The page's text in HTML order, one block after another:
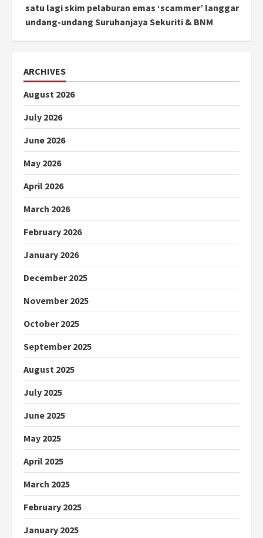
satu lagi skim pelaburan emas ‘scammer’ langgar
undang-undang Suruhanjaya Sekuriti & BNM
ARCHIVES
August 2026
July 2026
June 2026
May 2026
April 2026
March 2026
February 2026
January 2026
December 2025
November 2025
October 2025
September 2025
August 2025
July 2025
June 2025
May 2025
April 2025
March 2025
February 2025
January 2025